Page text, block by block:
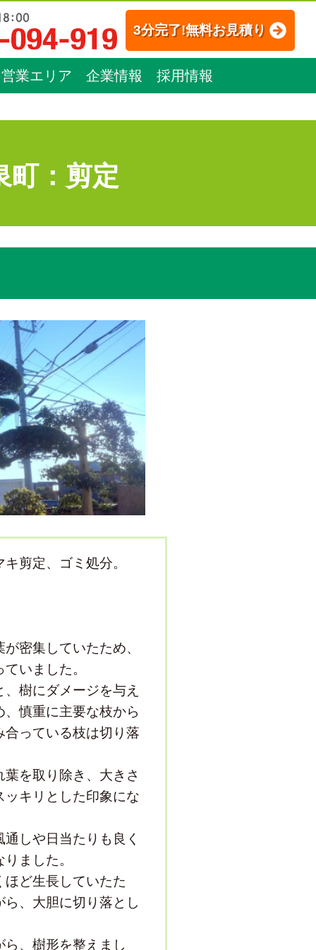
3分完了!無料お見積り
営業エリア 企業情報 採用情報
町：剪定
剪定、ゴミ処分。
密集していたため、
いました。
樹にダメージを与え
慎重に主要な枝から
っている枝は切り落
を取り除き、大きさ
キリとした印象にな
しや日当たりも良く
ました。
ど生長していたた
、大胆に切り落とし
、樹形を整えまし